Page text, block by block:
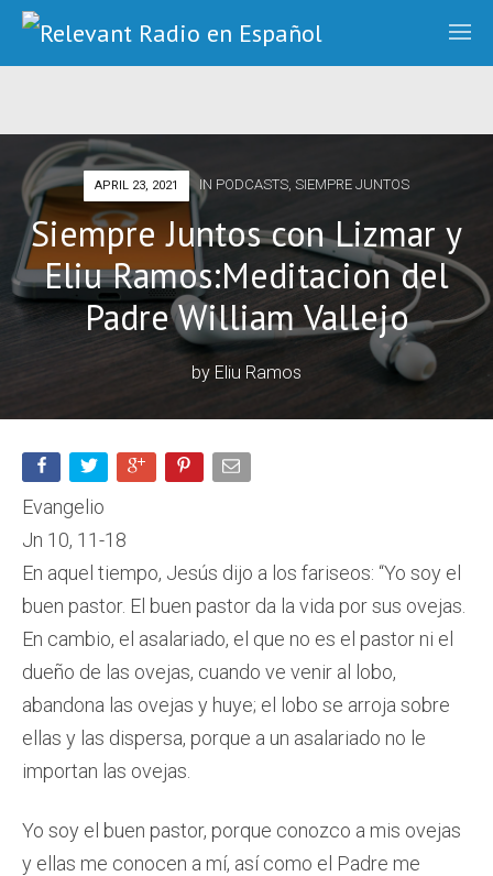
APRIL 23, 2021 IN PODCASTS, SIEMPRE JUNTOS
Siempre Juntos con Lizmar y
Eliu Ramos:Meditacion del
Padre William Vallejo
by Eliu Ramos
Evangelio
Jn 10, 11-18
En aquel tiempo, Jesús dijo a los fariseos: “Yo soy el
buen pastor. El buen pastor da la vida por sus ovejas.
En cambio, el asalariado, el que no es el pastor ni el
dueño de las ovejas, cuando ve venir al lobo,
abandona las ovejas y huye; el lobo se arroja sobre
ellas y las dispersa, porque a un asalariado no le
importan las ovejas.
Yo soy el buen pastor, porque conozco a mis ovejas
y ellas me conocen a mí, así como el Padre me